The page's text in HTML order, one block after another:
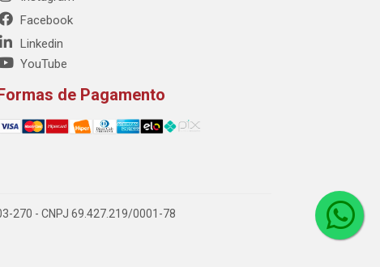
Facebook
Linkedin
YouTube
de Pagamento
270 - CNPJ 69.427.219/0001-78